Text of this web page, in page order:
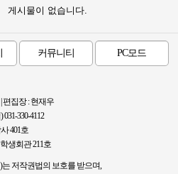
게시물이 없습니다.
커뮤니티 PC모드
편집장 : 현재우
330-4112
401호
생회관 211호
저작권법의 보호를 받으며,